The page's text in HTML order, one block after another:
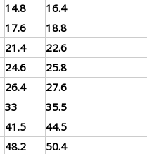
14.8 16.4
17.6 18.8
21.4 22.6
24.6 25.8
26.4 27.6
33 35.5
41.5 44.5
48.2 50.4